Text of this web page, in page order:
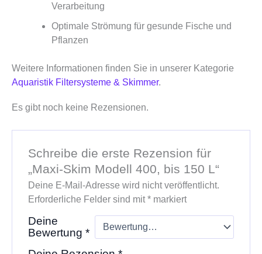
Verarbeitung
Optimale Strömung für gesunde Fische und
Pflanzen
Weitere Informationen finden Sie in unserer Kategorie
Aquaristik Filtersysteme & Skimmer.
Es gibt noch keine Rezensionen.
Schreibe die erste Rezension für
„Maxi-Skim Modell 400, bis 150 L“
Deine E-Mail-Adresse wird nicht veröffentlicht.
Erforderliche Felder sind mit*markiert
Deine
Bewertung *